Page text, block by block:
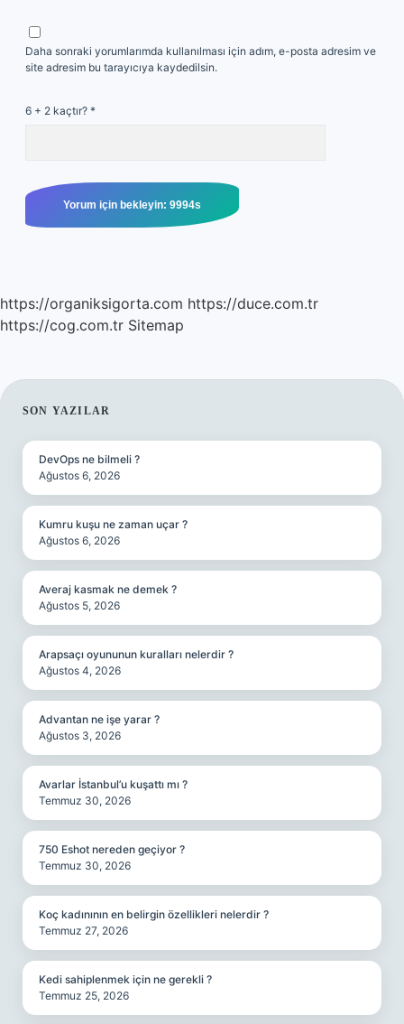
Daha sonraki yorumlarımda kullanılması için adım, e-posta adresim ve
site adresim bu tarayıcıya kaydedilsin.
6 + 2 kaçtır? *
https://organiksigorta.com https://duce.com.tr
https://cog.com.tr Sitemap
SIDEBAR
SON YAZILAR
DevOps ne bilmeli ?
Ağustos 6, 2026
Kumru kuşu ne zaman uçar ?
Ağustos 6, 2026
Averaj kasmak ne demek ?
Ağustos 5, 2026
Arapsaçı oyununun kuralları nelerdir ?
Ağustos 4, 2026
Advantan ne işe yarar ?
Ağustos 3, 2026
Avarlar İstanbul’u kuşattı mı ?
Temmuz 30, 2026
750 Eshot nereden geçiyor ?
Temmuz 30, 2026
Koç kadınının en belirgin özellikleri nelerdir ?
Temmuz 27, 2026
Kedi sahiplenmek için ne gerekli ?
Temmuz 25, 2026